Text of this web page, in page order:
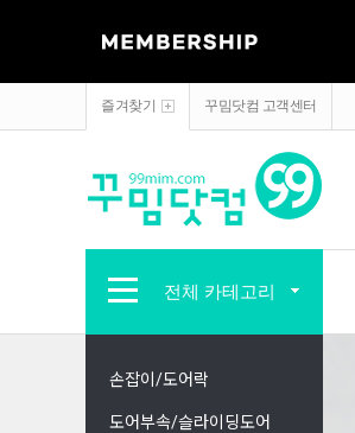
즐겨찾기 꾸밈닷컴 고객센터
전체 카테고리
손잡이/도어락
도어부속/슬라이딩도어